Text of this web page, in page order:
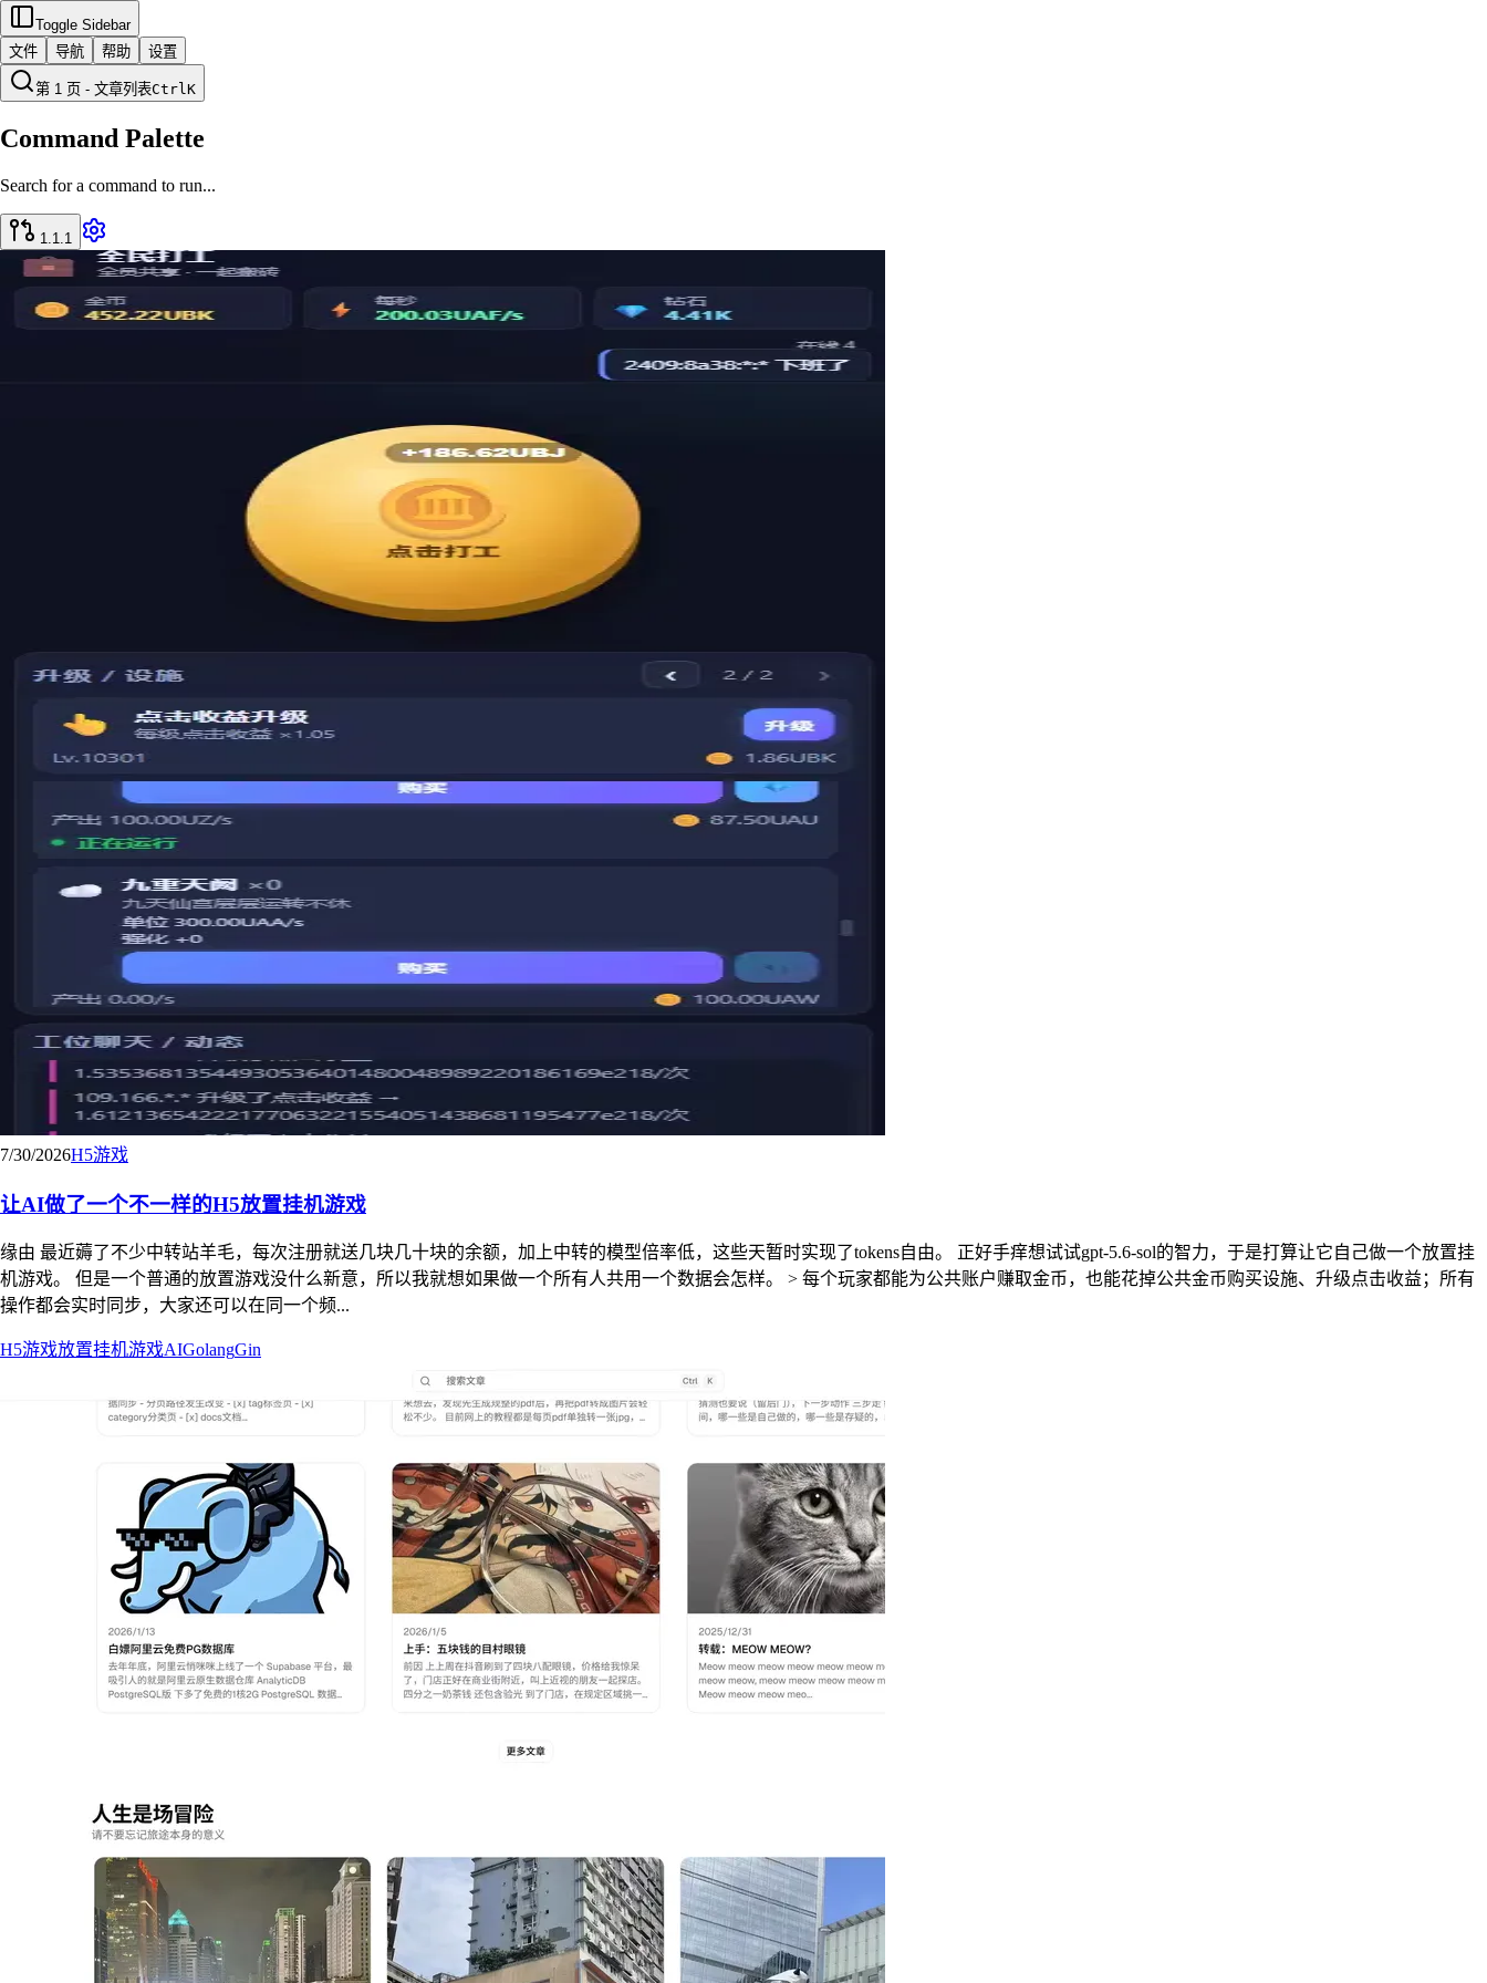
Toggle Sidebar
文件
导航 帮助 设置
第 1 页 - 文章列表CtrlK
Command Palette
Search for a command to run...
1.1.1
7/30/2026H5游戏
让AI做了一个不一样的H5放置挂机游戏
缘由 最近薅了不少中转站羊毛，每次注册就送几块几十块的余额，加上中转的模型倍率低，这些天暂时实现了tokens自由。 正好手痒想试试gpt-5.6-sol的智力，于是打算让它自己做一个放置挂
机游戏。 但是一个普通的放置游戏没什么新意，所以我就想如果做一个所有人共用一个数据会怎样。 > 每个玩家都能为公共账户赚取金币，也能花掉公共金币购买设施、升级点击收益；所有
操作都会实时同步，大家还可以在同一个频...
H5游戏放置挂机游戏AIGolangGin